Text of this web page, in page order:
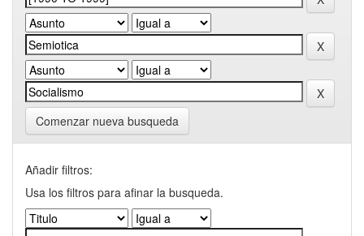
Comenzar nueva busqueda
Añadir filtros:
Usa los filtros para afinar la busqueda.